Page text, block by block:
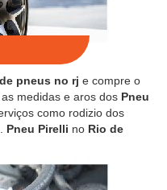
pneus no rj e compre o
as medidas e aros dos Pneu
como rodizio dos
Pneu Pirelli no Rio de